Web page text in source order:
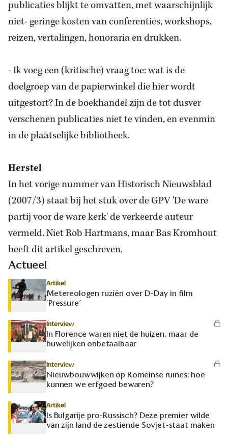
publicaties blijkt te omvatten, met waarschijnlijk
niet- geringe kosten van conferenties, workshops,
reizen, vertalingen, honoraria en drukken.
- Ik voeg een (kritische) vraag toe: wat is de
doelgroep van de papierwinkel die hier wordt
uitgestort? In de boekhandel zijn de tot dusver
verschenen publicaties niet te vinden, en evenmin
in de plaatselijke bibliotheek.
Herstel
In het vorige nummer van Historisch Nieuwsblad
(2007/3) staat bij het stuk over de GPV 'De ware
partij voor de ware kerk' de verkeerde auteur
vermeld. NietRob Hartmans, maar Bas Kromhout
heeft dit artikel geschreven.
Actueel
Artikel
Metereologen ruziën over D-Day in film
‘Pressure’
Interview
In Florence waren niet de huizen, maar de
huwelijken onbetaalbaar
Interview
Nieuwbouwwijken op Romeinse ruïnes: hoe
kunnen we erfgoed bewaren?
Artikel
Is Bulgarije pro-Russisch? Deze premier wilde
van zijn land de zestiende Sovjet-staat maken